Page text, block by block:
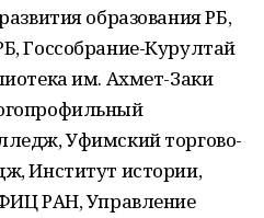
образования РБ,
Госсобрание-Курултай
им. Ахмет-Заки
Уфимский торгово-
Институт истории,
РАН, Управление